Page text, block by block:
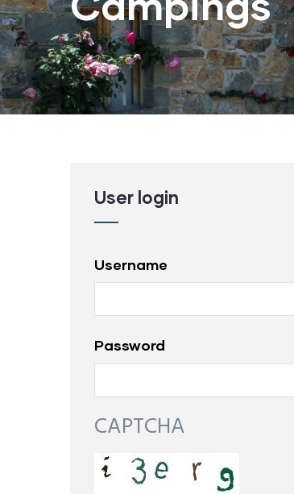
Cypsela
User login
Username
Password
CAPTCHA